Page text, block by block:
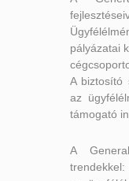
pályázatai
A biztosító
az
támogató
A
trendekkel: